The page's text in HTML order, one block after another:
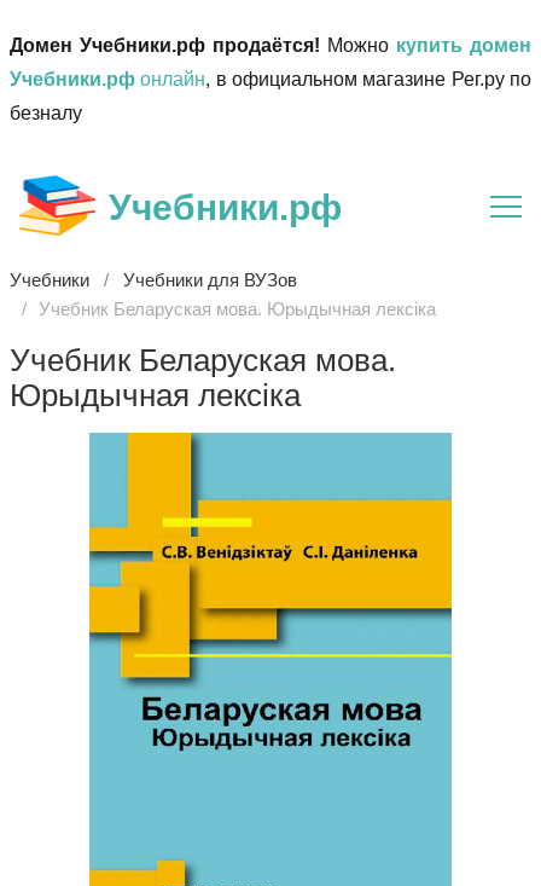
Домен Учебники.рф продаётся! Можно купить домен
Учебники.рф онлайн, в официальном магазине Рег.ру по
безналу
Учебники.рф
Учебники
Учебники для ВУЗов
Учебник Беларуская мова. Юрыдычная лексіка
Учебник Беларуская мова.
Юрыдычная лексіка